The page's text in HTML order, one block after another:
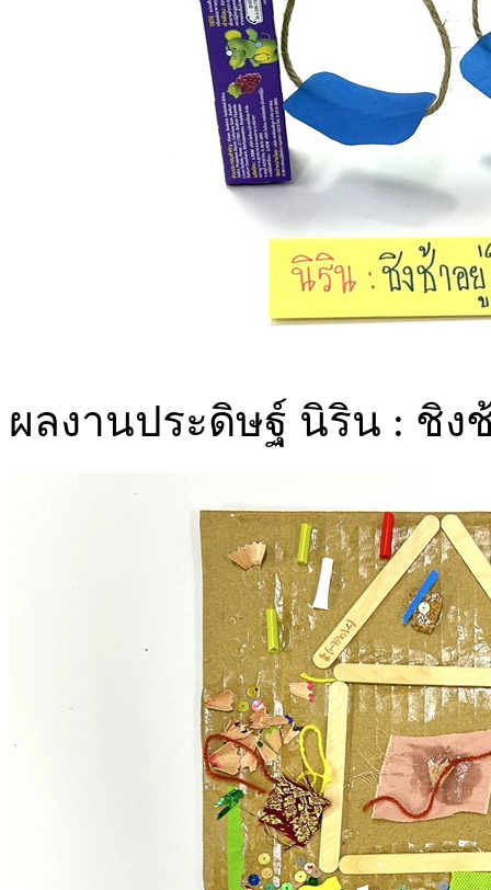
ผลงานประดิษฐ์ นิริน : ชิ